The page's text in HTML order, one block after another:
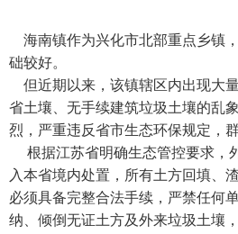
海南镇作为兴化市北部重点乡镇
础较好。
但近期以来，该镇辖区内出现大
省土壤、无手续建筑垃圾土壤的乱
烈，严重违反省市生态环保规定，
根据江苏省明确生态管控要求，
入本省境内处置，所有土方回填、
必须具备完整合法手续，严禁任何
纳、倾倒无证土方及外来垃圾土壤